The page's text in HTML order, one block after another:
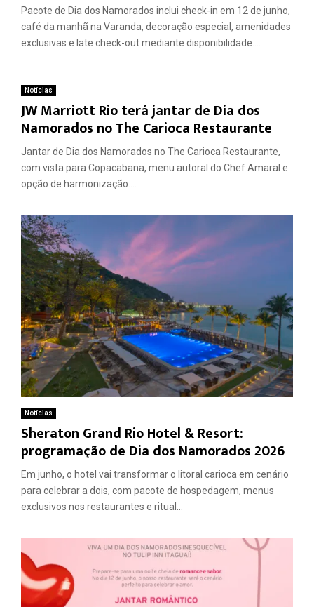
Pacote de Dia dos Namorados inclui check-in em 12 de junho,
café da manhã na Varanda, decoração especial, amenidades
exclusivas e late check-out mediante disponibilidade....
Notícias
JW Marriott Rio terá jantar de Dia dos
Namorados no The Carioca Restaurante
Jantar de Dia dos Namorados no The Carioca Restaurante,
com vista para Copacabana, menu autoral do Chef Amaral e
opção de harmonização....
Notícias
Sheraton Grand Rio Hotel & Resort:
programação de Dia dos Namorados 2026
Em junho, o hotel vai transformar o litoral carioca em cenário
para celebrar a dois, com pacote de hospedagem, menus
exclusivos nos restaurantes e ritual...